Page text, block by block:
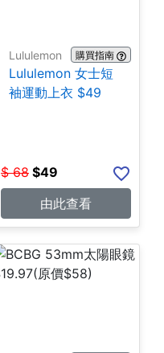
Lululemon 購買指南
Lululemon 女士短
袖運動上衣 $49
$ 68 $49
由此查看